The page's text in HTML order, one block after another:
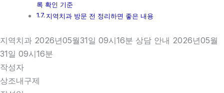
록 확인 기준
지역치과 방문 전 정리하면 좋은 내용
지역치과 2026년05월31일 09시16분 상담 안내 2026년05월
31일 09시16분
작성자
상조내구제